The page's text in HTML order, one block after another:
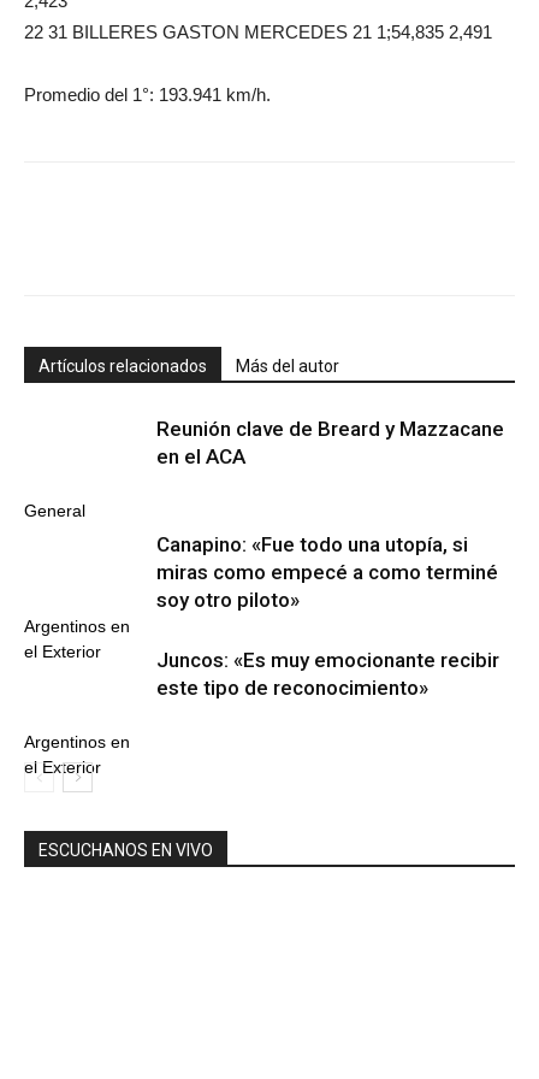
22 31 BILLERES GASTON MERCEDES 21 1;54,835 2,491
Promedio del 1°: 193.941 km/h.
Artículos relacionados Más del autor
General
Reunión clave de Breard y Mazzacane
en el ACA
Argentinos en
el Exterior
Canapino: «Fue todo una utopía, si
miras como empecé a como terminé
soy otro piloto»
Argentinos en
el Exterior
Juncos: «Es muy emocionante recibir
este tipo de reconocimiento»
ESCUCHANOS EN VIVO